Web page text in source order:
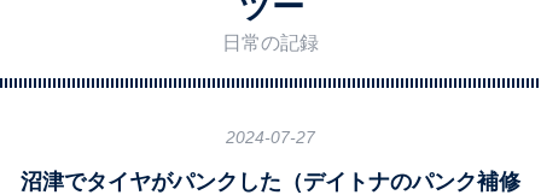
日常の記録
2024-07-27
沼津でタイヤがパンクした（デイトナのパンク補修